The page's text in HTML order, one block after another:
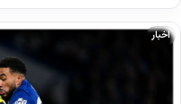
اخبار